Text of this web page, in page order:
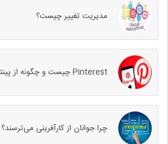
مدیریت تغییر چیست؟
Pinterest چیست و چگونه از پینترست استفاده کنیم؟
چرا جوانان از کارآفرینی می‌ترسند؟